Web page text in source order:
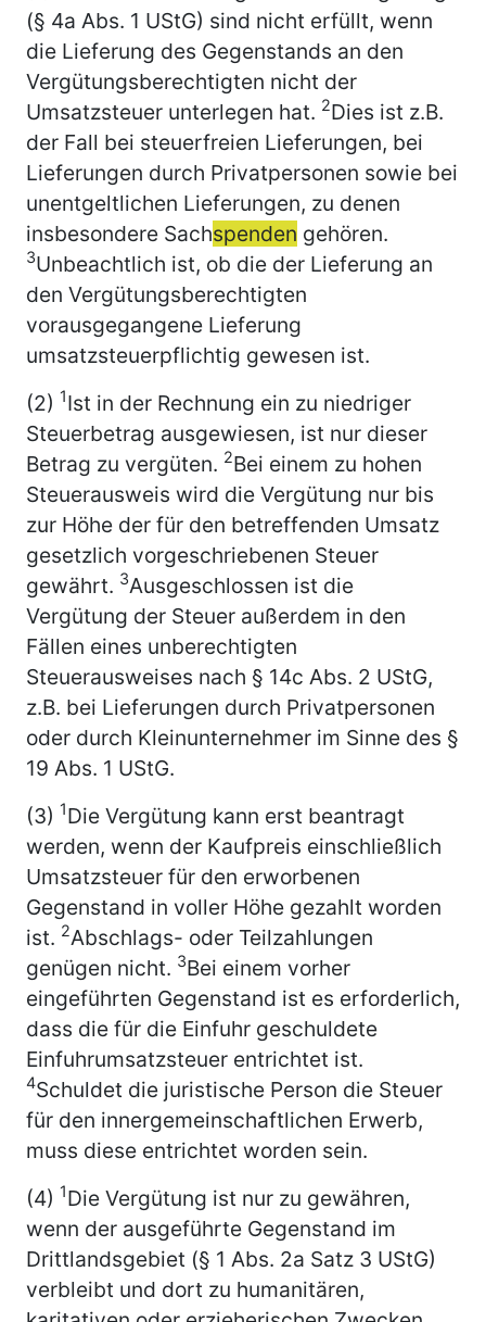
(§ 4a Abs. 1 UStG) sind nicht erfüllt, wenn
die Lieferung des Gegenstands an den
Vergütungsberechtigten nicht der
Umsatzsteuer unterlegen hat. 2Dies ist z.B.
der Fall bei steuerfreien Lieferungen, bei
Lieferungen durch Privatpersonen sowie bei
unentgeltlichen Lieferungen, zu denen
insbesondere Sachspenden gehören.
3Unbeachtlich ist, ob die der Lieferung an
den Vergütungsberechtigten
vorausgegangene Lieferung
umsatzsteuerpflichtig gewesen ist.
(2) 1Ist in der Rechnung ein zu niedriger
Steuerbetrag ausgewiesen, ist nur dieser
Betrag zu vergüten. 2Bei einem zu hohen
Steuerausweis wird die Vergütung nur bis
zur Höhe der für den betreffenden Umsatz
gesetzlich vorgeschriebenen Steuer
gewährt. 3Ausgeschlossen ist die
Vergütung der Steuer außerdem in den
Fällen eines unberechtigten
Steuerausweises nach § 14c Abs. 2 UStG,
z.B. bei Lieferungen durch Privatpersonen
oder durch Kleinunternehmer im Sinne des §
19 Abs. 1 UStG.
(3) 1Die Vergütung kann erst beantragt
werden, wenn der Kaufpreis einschließlich
Umsatzsteuer für den erworbenen
Gegenstand in voller Höhe gezahlt worden
ist. 2Abschlags- oder Teilzahlungen
genügen nicht. 3Bei einem vorher
eingeführten Gegenstand ist es erforderlich,
dass die für die Einfuhr geschuldete
Einfuhrumsatzsteuer entrichtet ist.
4Schuldet die juristische Person die Steuer
für den innergemeinschaftlichen Erwerb,
muss diese entrichtet worden sein.
(4) 1Die Vergütung ist nur zu gewähren,
wenn der ausgeführte Gegenstand im
Drittlandsgebiet (§ 1 Abs. 2a Satz 3 UStG)
verbleibt und dort zu humanitären,